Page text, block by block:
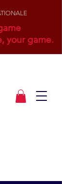
your game.